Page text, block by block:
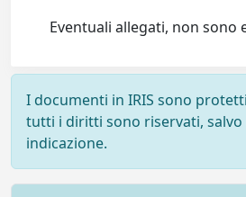
Eventuali allegati, non sono
I documenti in IRIS sono
tutti i diritti sono riservati, salvo
indicazione.